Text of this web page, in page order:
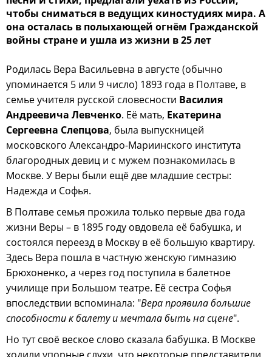
чтобы сниматься в ведущих киностудиях мира. А
она осталась в полыхающей огнём Гражданской
войны стране и ушла из жизни в 25 лет
Родилась Вера Васильевна в августе (обычно
упоминается 5 или 9 число) 1893 года в Полтаве, в
семье учителя русской словесности Василия
Андреевича Левченко. Её мать, Екатерина
Сергеевна Слепцова, была выпускницей
московского Александро-Мариинского института
благородных девиц и с мужем познакомилась в
Москве. У Веры были ещё две младшие сестры:
Надежда и Софья.
В Полтаве семья прожила только первые два года
жизни Веры – в 1895 году овдовела её бабушка, и
состоялся переезд в Москву в её большую квартиру.
Здесь Вера пошла в частную женскую гимназию
Брюхоненко, а через год поступила в балетное
училище при Большом театре. Её сестра Софья
впоследствии вспоминала: "Вера проявила большие
способности к балету и мечтала быть на сцене".
Но тут своё веское слово сказала бабушка. В Москве